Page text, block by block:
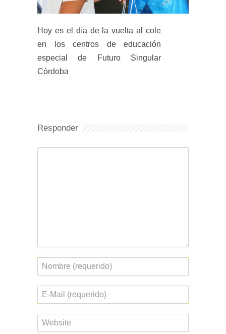
Hoy es el día de la vuelta al cole
en los centros de educación
especial de Futuro Singular
Córdoba
Responder
Nombre
Correo
electrónico
Web